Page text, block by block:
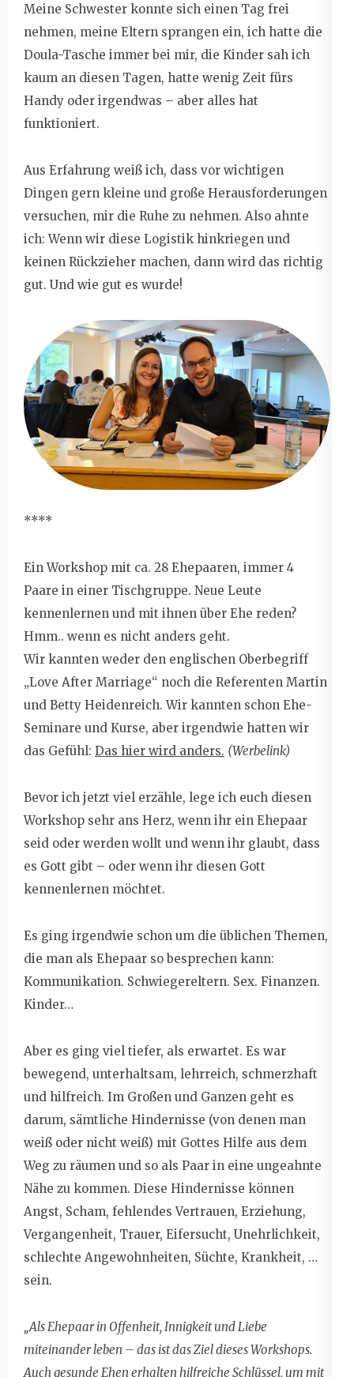
Meine Schwester konnte sich einen Tag frei
nehmen, meine Eltern sprangen ein, ich hatte die
Doula-Tasche immer bei mir, die Kinder sah ich
kaum an diesen Tagen, hatte wenig Zeit fürs
Handy oder irgendwas – aber alles hat
funktioniert.
Aus Erfahrung weiß ich, dass vor wichtigen
Dingen gern kleine und große Herausforderungen
versuchen, mir die Ruhe zu nehmen. Also ahnte
ich: Wenn wir diese Logistik hinkriegen und
keinen Rückzieher machen, dann wird das richtig
gut. Und wie gut es wurde!
****
Ein Workshop mit ca. 28 Ehepaaren, immer 4
Paare in einer Tischgruppe. Neue Leute
kennenlernen und mit ihnen über Ehe reden?
Hmm.. wenn es nicht anders geht.
Wir kannten weder den englischen Oberbegriff
„Love After Marriage“ noch die Referenten Martin
und Betty Heidenreich. Wir kannten schon Ehe-
Seminare und Kurse, aber irgendwie hatten wir
das Gefühl: Das hier wird anders. (Werbelink)
Bevor ich jetzt viel erzähle, lege ich euch diesen
Workshop sehr ans Herz, wenn ihr ein Ehepaar
seid oder werden wollt und wenn ihr glaubt, dass
es Gott gibt – oder wenn ihr diesen Gott
kennenlernen möchtet.
Es ging irgendwie schon um die üblichen Themen,
die man als Ehepaar so besprechen kann:
Kommunikation. Schwiegereltern. Sex. Finanzen.
Kinder…
Aber es ging viel tiefer, als erwartet. Es war
bewegend, unterhaltsam, lehrreich, schmerzhaft
und hilfreich. Im Großen und Ganzen geht es
darum, sämtliche Hindernisse (von denen man
weiß oder nicht weiß) mit Gottes Hilfe aus dem
Weg zu räumen und so als Paar in eine ungeahnte
Nähe zu kommen. Diese Hindernisse können
Angst, Scham, fehlendes Vertrauen, Erziehung,
Vergangenheit, Trauer, Eifersucht, Unehrlichkeit,
schlechte Angewohnheiten, Süchte, Krankheit, …
sein.
„Als Ehepaar in Offenheit, Innigkeit und Liebe
miteinander leben – das ist das Ziel dieses Workshops.
Auch gesunde Ehen erhalten hilfreiche Schlüssel, um mit